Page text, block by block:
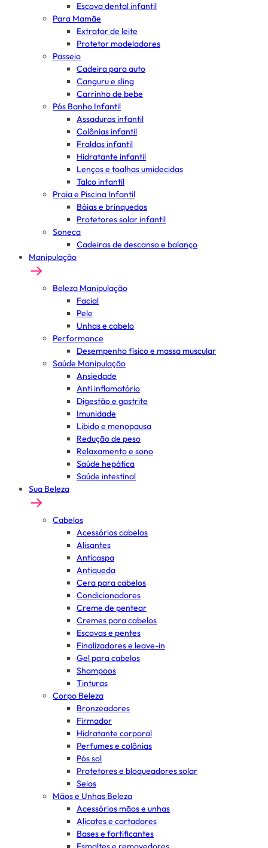
Escova dental infantil
Para Mamãe
Extrator de leite
Protetor modeladores
Passeio
Cadeira para auto
Canguru e sling
Carrinho de bebe
Pós Banho Infantil
Assaduras infantil
Colônias infantil
Fraldas infantil
Hidratante infantil
Lenços e toalhas umidecidas
Talco infantil
Praia e Piscina Infantil
Bóias e brinquedos
Protetores solar infantil
Soneca
Cadeiras de descanso e balanço
Manipulação
Beleza Manipulação
Facial
Pele
Unhas e cabelo
Performance
Desempenho físico e massa muscular
Saúde Manipulação
Ansiedade
Anti inflamatório
Digestão e gastrite
Imunidade
Libido e menopausa
Redução de peso
Relaxamento e sono
Saúde hepática
Saúde intestinal
Sua Beleza
Cabelos
Acessórios cabelos
Alisantes
Anticaspa
Antiqueda
Cera para cabelos
Condicionadores
Creme de pentear
Cremes para cabelos
Escovas e pentes
Finalizadores e leave-in
Gel para cabelos
Shampoos
Tinturas
Corpo Beleza
Bronzeadores
Firmador
Hidratante corporal
Perfumes e colônias
Pós sol
Protetores e bloqueadores solar
Seios
Mãos e Unhas Beleza
Acessórios mãos e unhas
Alicates e cortadores
Bases e fortificantes